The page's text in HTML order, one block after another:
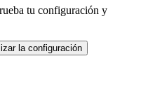
tu configuración y
la configuración